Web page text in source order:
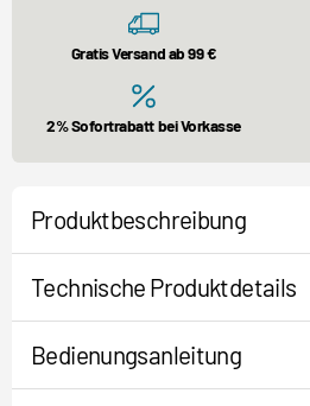
Gratis Versand ab 99 €
2% Sofortrabatt bei Vorkasse
Produktbeschreibung
Technische Produktdetails
Bedienungsanleitung